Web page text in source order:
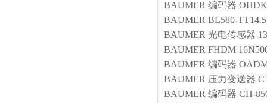
BAUMER 编码器 OHDK
BAUMER BL580-
BAUMER 光电传感器
BAUMER FHDM
BAUMER 编码器
BAUMER 压力变送器
BAUMER 编码器 CH-